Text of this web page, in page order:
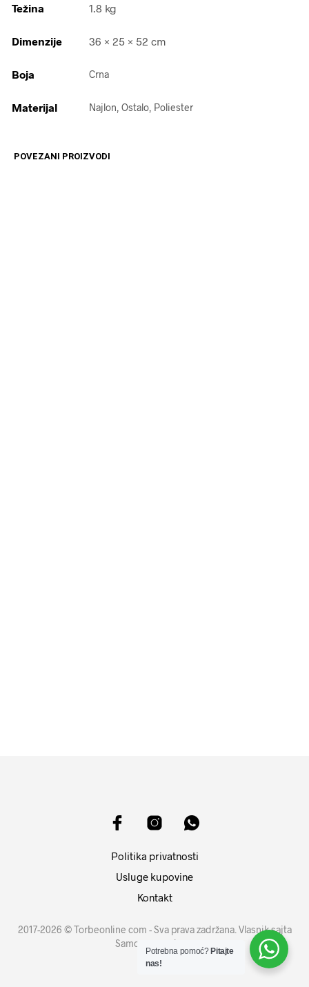
Težina 1.8 kg
Dimenzije 36 × 25 × 52 cm
Boja Crna
Materijal Najlon, Ostalo, Poliester
POVEZANI PROIZVODI
Politika privatnosti
Usluge kupovine
Kontakt
2017-2026 © Torbeonline com - Sva prava zadržana. Vlasnik sajta
Samouprava d.o.o.
Potrebna pomoć? Pitajte
nas!